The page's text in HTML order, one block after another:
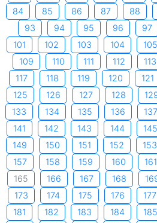
84
85 86 87 88
93
94 95 96 97
101
102 103 104 105
109
110 111 112 113
117
118 119 120 121
125
126 127 128
133
134 135 136 137
141
142 143 144 145
149
150 151 152 153
157
158 159 160 161
165
166 167 168
173
174 175 176 177
181
182 183 184 185